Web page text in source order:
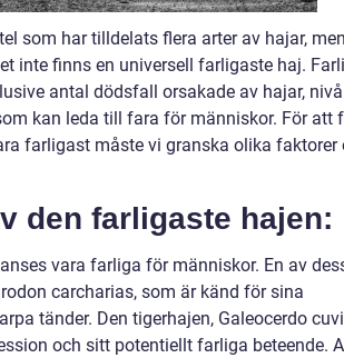
som har tilldelats flera arter av hajar,
inte finns en universell farligaste haj.
antal dödsfall orsakade av hajar,
kan leda till fara för människor. För att
farligast måste vi granska olika faktorer
den farligaste hajen:
vara farliga för människor. En av
carcharias, som är känd för sina
tänder. Den tigerhajen, Galeocerdo
och sitt potentiellt farliga beteende.